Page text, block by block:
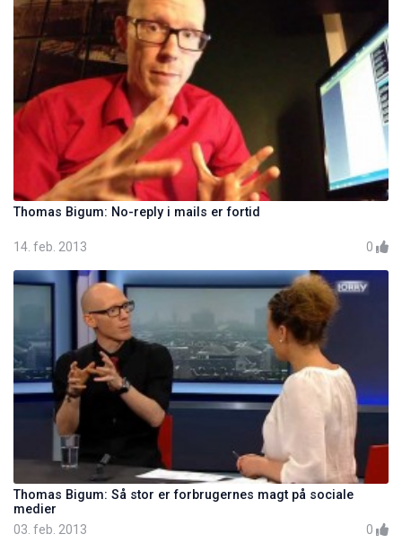
Thomas Bigum: No-reply i mails er fortid
14. feb. 2013 0
Thomas Bigum: Så stor er forbrugernes magt på sociale
medier
03. feb. 2013 0